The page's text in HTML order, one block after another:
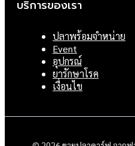
บริการของเรา
ปลาพร้อมจำหน่าย
Event
อุปกรณ์
ยารักษาโรค
เงื่อนไข